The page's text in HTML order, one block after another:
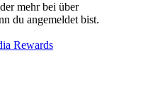
mehr bei über
du angemeldet bist.
Rewards